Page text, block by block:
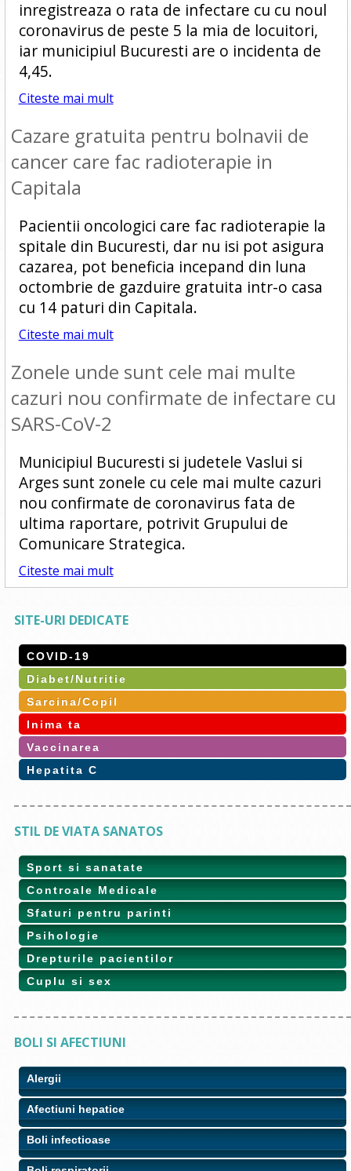
inregistreaza o rata de infectare cu cu noul
coronavirus de peste 5 la mia de locuitori,
iar municipiul Bucuresti are o incidenta de
4,45.
Citeste mai mult
Cazare gratuita pentru bolnavii de
cancer care fac radioterapie in
Capitala
Pacientii oncologici care fac radioterapie la
spitale din Bucuresti, dar nu isi pot asigura
cazarea, pot beneficia incepand din luna
octombrie de gazduire gratuita intr-o casa
cu 14 paturi din Capitala.
Citeste mai mult
Zonele unde sunt cele mai multe
cazuri nou confirmate de infectare cu
SARS-CoV-2
Municipiul Bucuresti si judetele Vaslui si
Arges sunt zonele cu cele mai multe cazuri
nou confirmate de coronavirus fata de
ultima raportare, potrivit Grupului de
Comunicare Strategica.
Citeste mai mult
SITE-URI DEDICATE
COVID-19
Diabet/Nutritie
Sarcina/Copil
Inima ta
Vaccinarea
Hepatita C
STIL DE VIATA SANATOS
Sport si sanatate
Controale Medicale
Sfaturi pentru parinti
Psihologie
Drepturile pacientilor
Cuplu si sex
BOLI SI AFECTIUNI
Alergii
Afectiuni hepatice
Boli infectioase